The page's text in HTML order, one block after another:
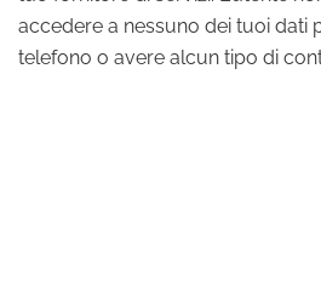
accedere a nessuno dei tuoi dati
telefono o avere alcun tipo di